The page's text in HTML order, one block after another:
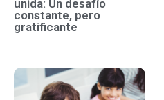
unida: Un desafío
constante, pero
gratificante